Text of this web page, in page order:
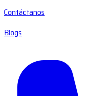
Contáctanos
Blogs